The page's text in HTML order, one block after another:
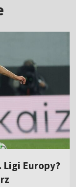
Ligi Europy?